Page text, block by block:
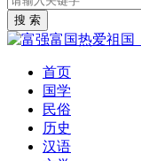
首页
国学
民俗
历史
汉语